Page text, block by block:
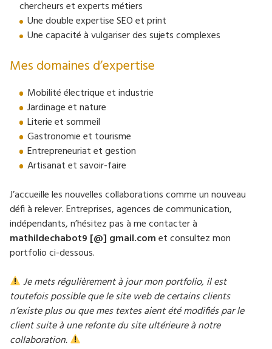
chercheurs et experts métiers
Une double expertise SEO et print
Une capacité à vulgariser des sujets complexes
Mes domaines d’expertise
Mobilité électrique et industrie
Jardinage et nature
Literie et sommeil
Gastronomie et tourisme
Entrepreneuriat et gestion
Artisanat et savoir-faire
J’accueille les nouvelles collaborations comme un nouveau
défi à relever. Entreprises, agences de communication,
indépendants, n’hésitez pas à me contacter à
mathildechabot9 [@] gmail.comet consultez mon
portfolio ci-dessous.
Je mets régulièrement à jour mon portfolio, il est
toutefois possible que le site web de certains clients
n’existe plus ou que mes textes aient été modifiés par le
client suite à une refonte du site ultérieure à notre
collaboration.